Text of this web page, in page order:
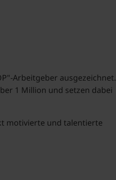
Arbeitgeber ausgezeichnet.
1 Million und setzen dabei
motivierte und talentierte